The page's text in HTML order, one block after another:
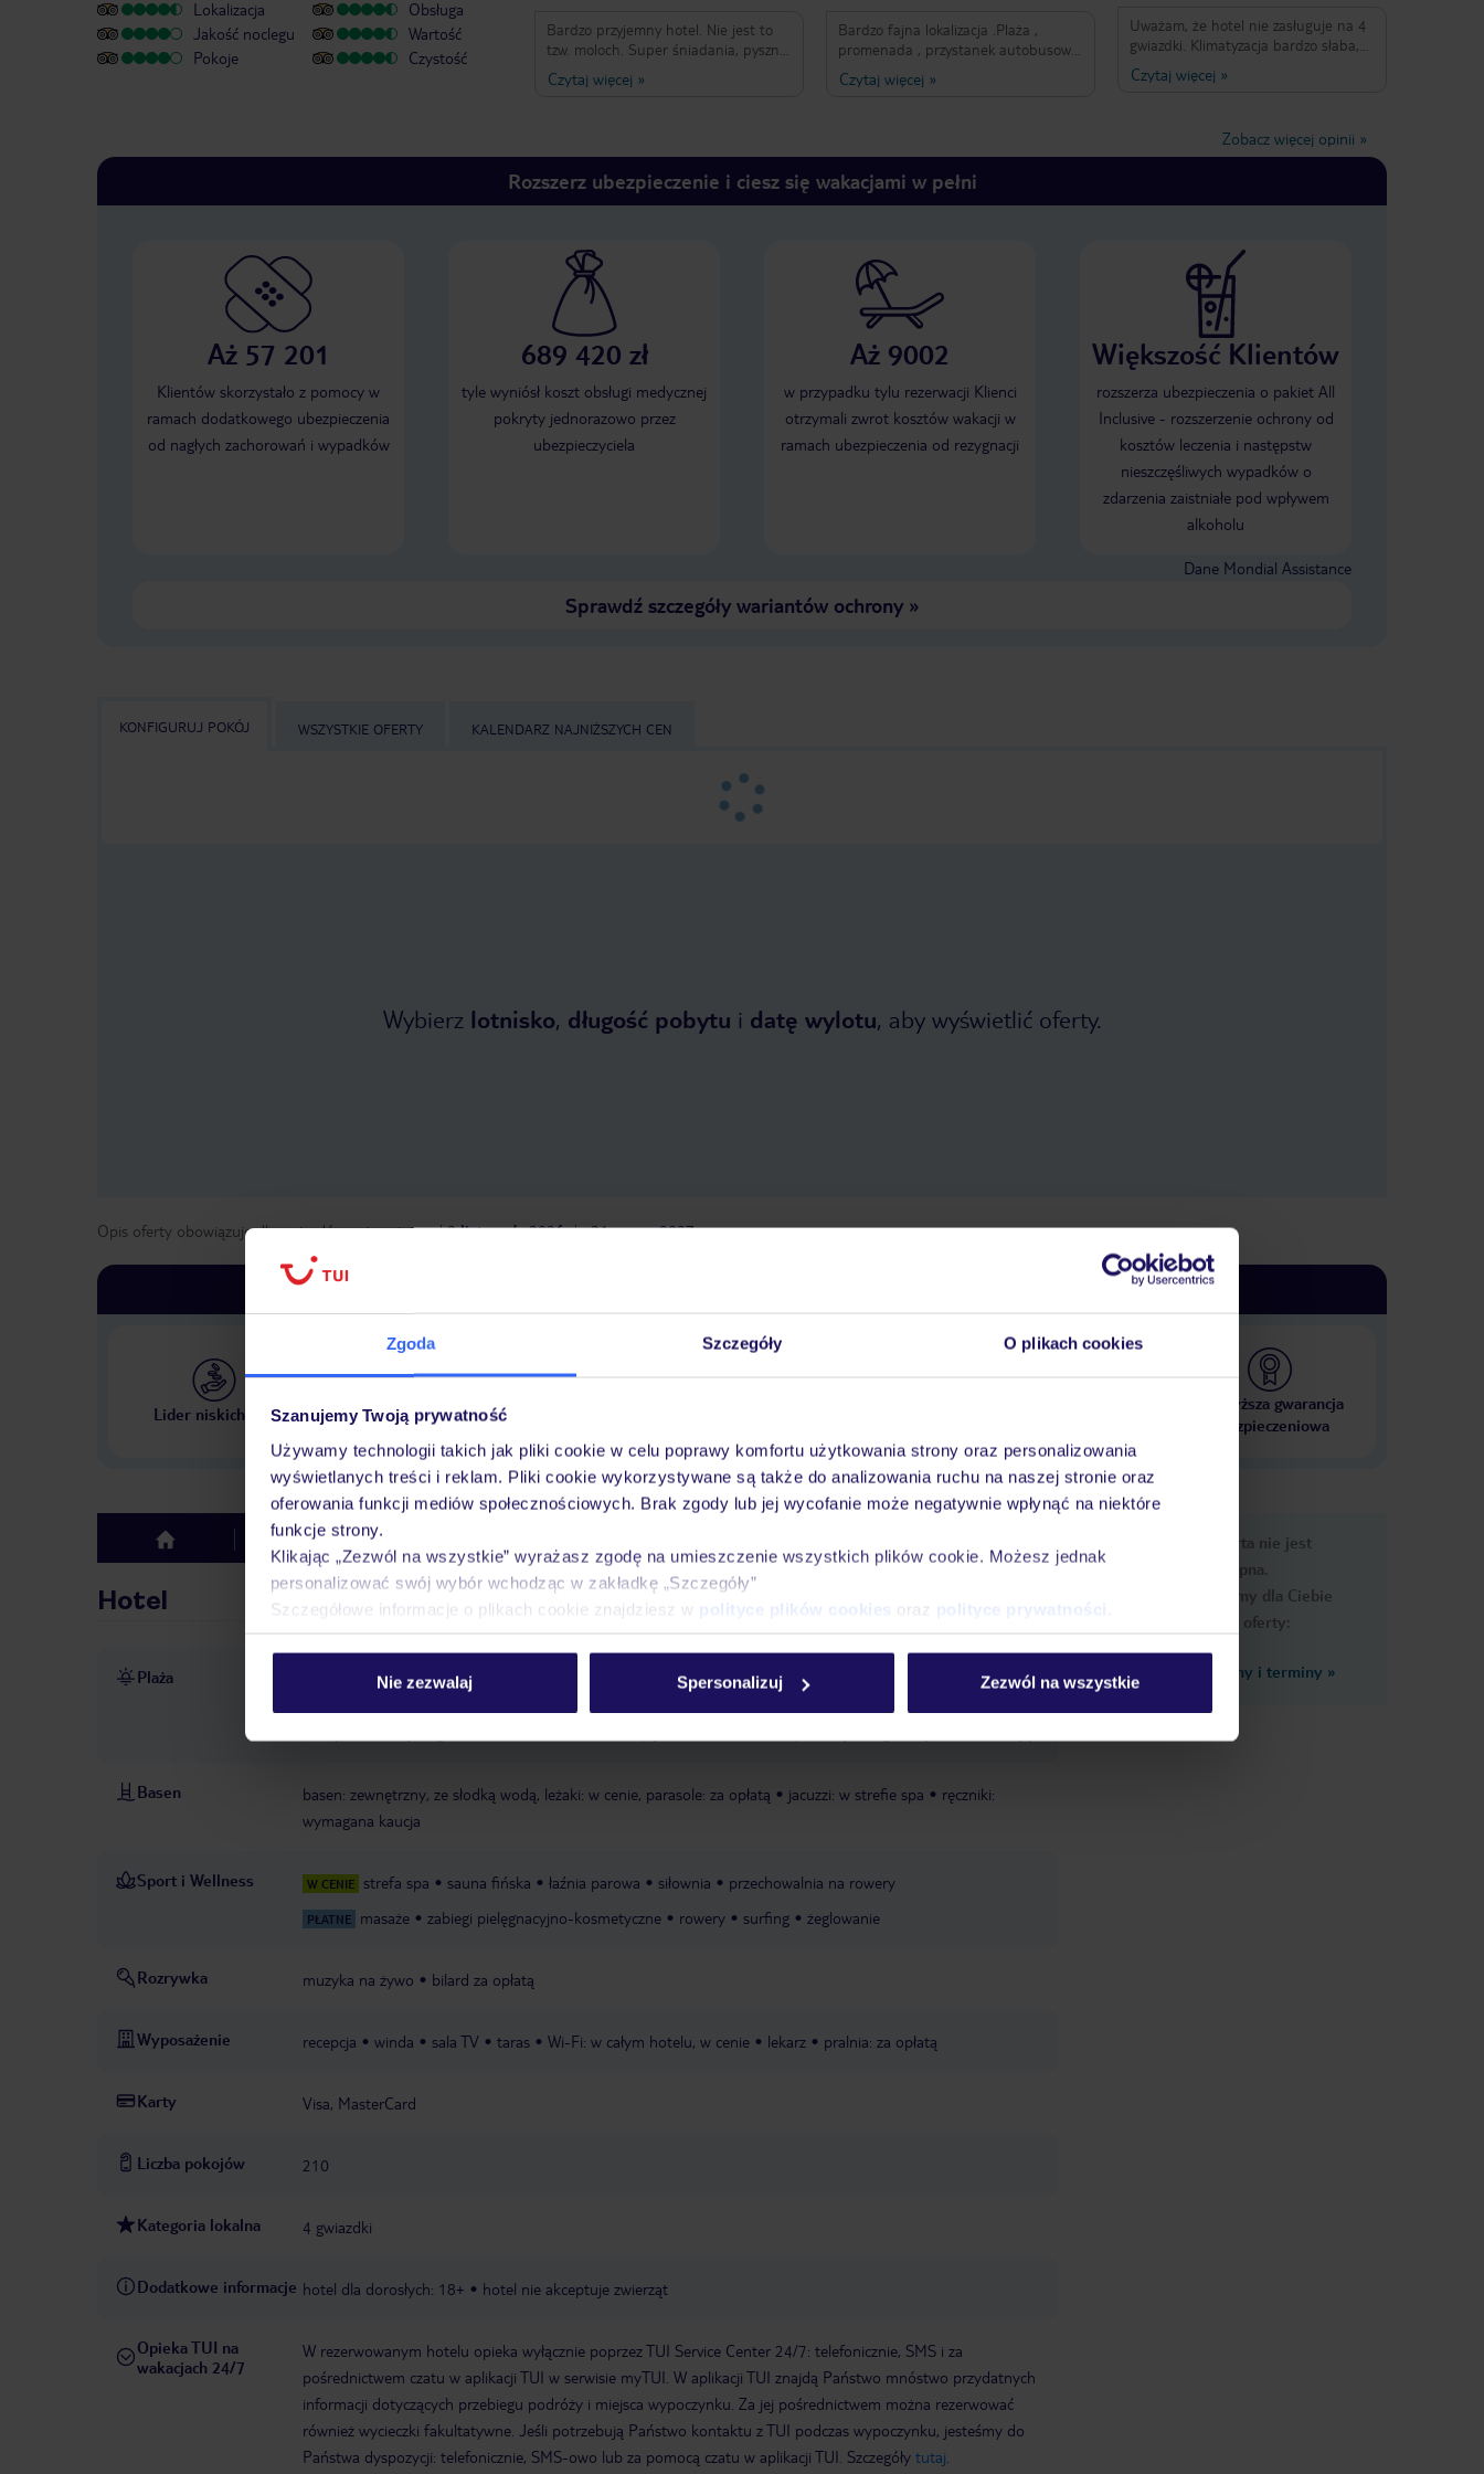
Zgoda Szczegóły O plikach cookies
Szanujemy Twoją prywatność
Używamy technologii takich jak pliki cookie w celu poprawy komfortu użytkowania strony oraz personalizowania
wyświetlanych treści i reklam. Pliki cookie wykorzystywane są także do analizowania ruchu na naszej stronie oraz
oferowania funkcji mediów społecznościowych. Brak zgody lub jej wycofanie może negatywnie wpłynąć na niektóre
funkcje strony.
Klikając „Zezwól na wszystkie” wyrażasz zgodę na umieszczenie wszystkich plików cookie. Możesz jednak
personalizować swój wybór wchodząc w zakładkę „Szczegóły”
Szczegółowe informacje o plikach cookie znajdziesz w polityce plików cookies oraz polityce prywatności
Nie zezwalaj Spersonalizuj Zezwól na wszystkie
Lokalizacja
Jakość noclegu
Pokoje
Obsługa
Wartość
Czystość
Bardzo przyjemny hotel. Nie jest to
tzw. moloch. Super śniadania, pyszna
kawa! Czysto. Położenie bardzo blisko
plaży i deptaka, a spacerkiem do
Czytaj więcej »
Bardzo fajna lokalizacja .Plaża ,
promenada , przystanek autobusowy,
darmowy parking na przeciw hotelu
.Niestety niektóre pokoje mają
super .Blisko do Alcudii z super
starym miastem . Hotel , jedzeni na +
prysznic .Mimo posiadania
samochodu na kilka dni mieliśmy
okazję skorzystać z komunikacji TIB
.MEGA , trochę zainteresowania
tematem i można fajnie zwiedzać
Majorkę bez samochodu .Polecam
Czytaj więcej »
Uważam, że hotel nie zasługuje na 4
gwiazdki. Klimatyzacja bardzo słaba,
dodatkowo płatne napoje do kolacji,
nawet woda czy herbata. Dla mnie te
Poza tym na plus śniadania i ogólnie
Ogólne wrażenie nawet dobre, ale
Czytaj więcej »
Zobacz więcej opinii »
Rozszerz ubezpieczenie i ciesz się wakacjami w pełni
Aż 57 201
Klientów skorzystało z pomocy w
ramach dodatkowego ubezpieczenia
od nagłych zachorowań i wypadków
689 420 zł
tyle wyniósł koszt obsługi medycznej
pokryty jednorazowo przez
ubezpieczyciela
Aż 9002
w przypadku tylu rezerwacji Klienci
otrzymali zwrot kosztów wakacji w
ramach ubezpieczenia od rezygnacji
Większość Klientów
rozszerza ubezpieczenia o pakiet All
Inclusive - rozszerzenie ochrony od
kosztów leczenia i następstw
nieszczęśliwych wypadków o
zdarzenia zaistniałe pod wpływem
alkoholu
Dane Mondial Assistance
Sprawdź szczegóły wariantów ochrony»
KONFIGURUJ POKÓJ WSZYSTKIE OFERTY KALENDARZ NAJNIŻSZYCH CEN
Wybierz lotnisko, długość pobytu i datę wylotu, aby wyświetlić oferty.
Opis oferty obowiązuje dla wyjazdów w terminie od 2 listopada 2026do31 marca 2027
Lider niskich cen
Największe biuro podróży
w Polsce
Najwyższa gwarancja
ubezpieczeniowa
top Hotel
informacje
Hotel
Plaża ok.150 m od plaży Puerto Alcudia piaszczysta łagodnie opadająca
Basen basen: zewnętrzny, ze słodką wodą, leżaki: w cenie, parasole: za opłatą jacuzzi: w strefie spa
ręczniki:
wymagana kaucja
Sport i Wellness W CENIE strefa spa sauna fińska łaźnia parowa siłownia przechowalnia na rowery
PŁATNE masaże zabiegi pielęgnacyjno-kosmetyczne rowery surfing żeglowanie
Rozrywka muzyka na żywo bilard za opłatą
Wyposażenie recepcja winda sala TV taras Wi-Fi: w całym hotelu, w cenie lekarz pralnia: za opłatą
Karty Visa, MasterCard
Liczba pokojów 210
Kategoria lokalna 4 gwiazdki
Dodatkowe informacje hotel dla dorosłych: 18+ hotel nie akceptuje zwierząt
Opieka TUI na
wakacjach 24/7
W rezerwowanym hotelu opieka wyłącznie poprzez TUI Service Center 24/7: telefonicznie, SMS i za
pośrednictwem czatu w aplikacji TUI w serwisie myTUI. W aplikacji TUI znajdą Państwo mnóstwo przydatnych
informacji dotyczących przebiegu podróży i miejsca wypoczynku. Za jej pośrednictwem można rezerwować
również wycieczki fakultatywne. Jeśli potrzebują Państwo kontaktu z TUI podczas wypoczynku, jesteśmy do
Państwa dyspozycji: telefonicznie, SMS-owo lub za pomocą czatu w aplikacji TUI. Szczegóły tutaj
Ups, ta oferta nie jest
dostępna.
Przygotowaliśmy dla Ciebie
podobne oferty:
Zobacz inne ceny i terminy »